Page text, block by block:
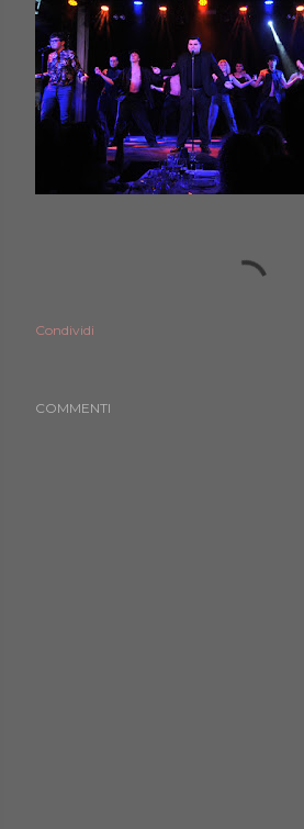
Condividi
COMMENTI